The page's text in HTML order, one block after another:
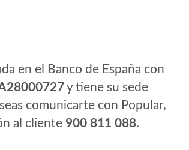
en el Banco de España con
y tiene su sede
comunicarte con Popular,
al cliente 900 811 088.